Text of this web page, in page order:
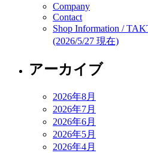
Company
Contact
Shop Information /
(2026/5/27 現在)
アーカイブ
2026年8月
2026年7月
2026年6月
2026年5月
2026年4月